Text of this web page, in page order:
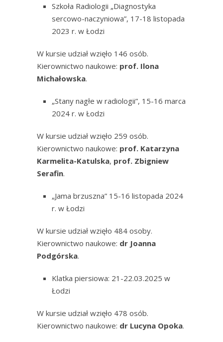
Szkoła Radiologii „Diagnostyka
sercowo-naczyniowa”, 17-18 listopada
2023 r. w Łodzi
W kursie udział wzięło 146 osób.
Kierownictwo naukowe: prof. Ilona
Michałowska.
„Stany nagłe w radiologii”, 15-16 marca
2024 r. w Łodzi
W kursie udział wzięło 259 osób.
Kierownictwo naukowe: prof. Katarzyna
Karmelita-Katulska, prof. Zbigniew
Serafin.
„Jama brzuszna” 15-16 listopada 2024
r. w Łodzi
W kursie udział wzięło 484 osoby.
Kierownictwo naukowe: dr Joanna
Podgórska.
Klatka piersiowa: 21-22.03.2025 w
Łodzi
W kursie udział wzięło 478 osób.
Kierownictwo naukowe: dr Lucyna Opoka.